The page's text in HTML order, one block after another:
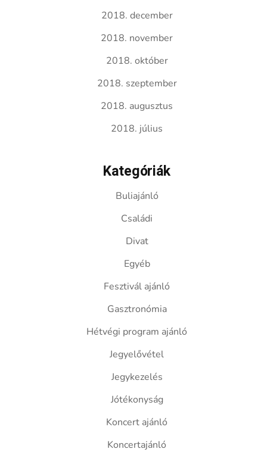
2018. december
2018. november
2018. október
2018. szeptember
2018. augusztus
2018. július
Kategóriák
Buliajánló
Családi
Divat
Egyéb
Fesztivál ajánló
Gasztronómia
Hétvégi program ajánló
Jegyelővétel
Jegykezelés
Jótékonyság
Koncert ajánló
Koncertajánló